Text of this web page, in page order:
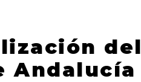
del
Andalucía